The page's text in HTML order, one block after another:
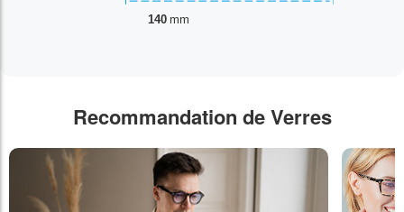
140 mm
Recommandation de Verres